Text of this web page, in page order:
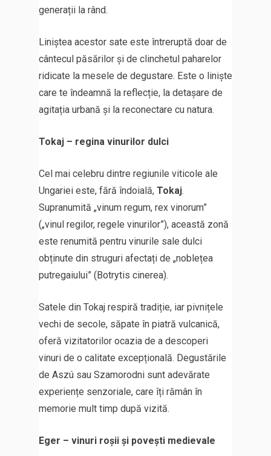
generații la rând.
Liniștea acestor sate este întreruptă doar de
cântecul păsărilor și de clinchetul paharelor
ridicate la mesele de degustare. Este o liniște
care te îndeamnă la reflecție, la detașare de
agitația urbană și la reconectare cu natura.
Tokaj – regina vinurilor dulci
Cel mai celebru dintre regiunile viticole ale
Ungariei este, fără îndoială, Tokaj.
Supranumită „vinum regum, rex vinorum”
(„vinul regilor, regele vinurilor”), această zonă
este renumită pentru vinurile sale dulci
obținute din struguri afectați de „noblețea
putregaiului” (Botrytis cinerea).
Satele din Tokaj respiră tradiție, iar pivnițele
vechi de secole, săpate în piatră vulcanică,
oferă vizitatorilor ocazia de a descoperi
vinuri de o calitate excepțională. Degustările
de Aszú sau Szamorodni sunt adevărate
experiențe senzoriale, care îți rămân în
memorie mult timp după vizită.
Eger – vinuri roșii și povești medievale